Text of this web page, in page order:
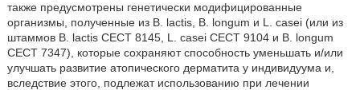
также предусмотрены генетически модифицированные
организмы, полученные из В. lactis, В. longum и L. casei (или из
штаммов В. lactis СЕСТ 8145, L. casei СЕСТ 9104 и В. longum
СЕСТ 7347), которые сохраняют способность уменьшать и/или
улучшать развитие атопического дерматита у индивидуума и,
вследствие этого, подлежат использованию при лечении